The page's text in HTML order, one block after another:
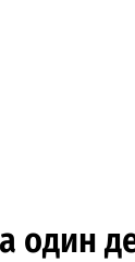
один